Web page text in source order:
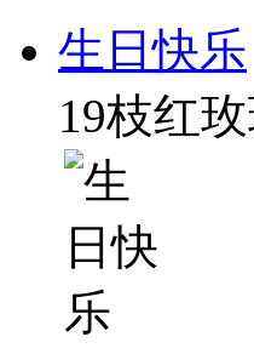
生日快乐
19枝红